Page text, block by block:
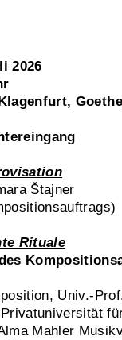
2026
Štajner
Rituale
Univ.-
Mahler